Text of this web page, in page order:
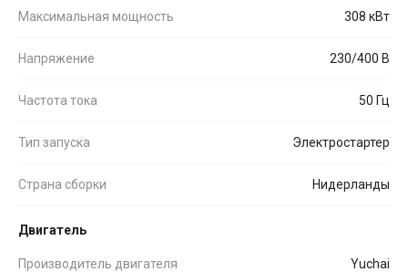
Максимальная мощность 308 кВт
Напряжение 230/400 В
Частота тока 50 Гц
Тип запуска Электростартер
Страна сборки Нидерланды
Двигатель
Производитель двигателя Yuchai